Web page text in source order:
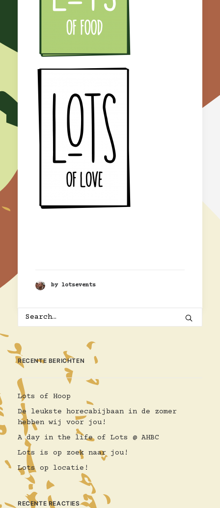
by lotsevents
RECENTE BERICHTEN
Lots of Hoop
De leukste horecabijbaan in de zomer
hebben wij voor jou!
A day in the life of Lots @ AHBC
Lots is op zoek naar jou!
Lots op locatie!
RECENTE REACTIES